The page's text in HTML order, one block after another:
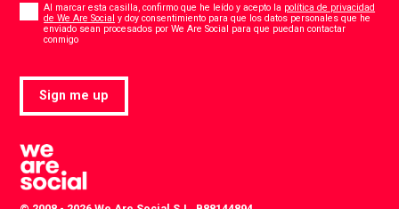
Al marcar esta casilla, confirmo que he leído y acepto la política de privacidad
de We Are Social y doy consentimiento para que los datos personales que he
enviado sean procesados por We Are Social para que puedan contactar
conmigo*
Sign me up